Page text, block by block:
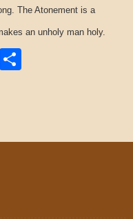
The Atonement is a
an unholy man holy.
Qzone